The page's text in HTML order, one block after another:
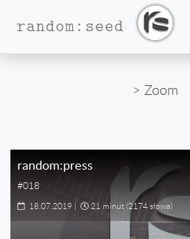
random:seed
> Zoom
random:press
#018
18.07.2019 | 21 minut(2174 słowa)